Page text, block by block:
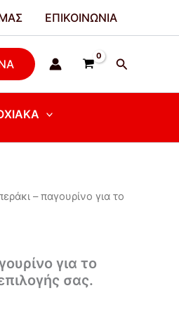
ΕΠΙΚΟΙΝΩΝΊΑ
– παγουρίνο για το
για το
σας.